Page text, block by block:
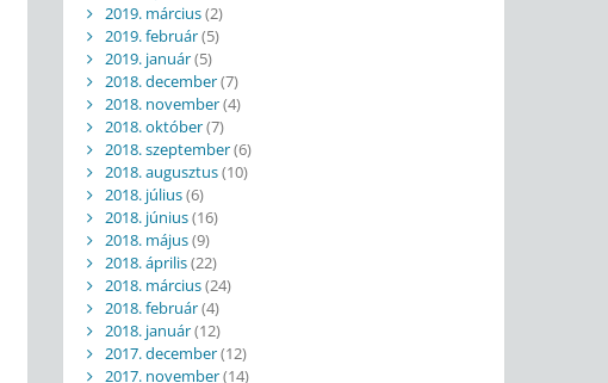
2019. március(2)
2019. február(5)
2019. január(5)
2018. december(7)
2018. november(4)
2018. október(7)
2018. szeptember(6)
2018. augusztus(10)
2018. július(6)
2018. június(16)
2018. május(9)
2018. április(22)
2018. március(24)
2018. február(4)
2018. január(12)
2017. december(12)
2017. november(14)